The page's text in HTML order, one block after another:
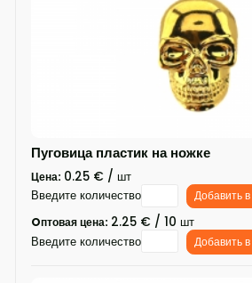
Пуговица пластик на ножке
Цена: 0.25 € / шт
Введите количество
Добавить
Oптовая цена: 2.25 € / 10 шт
Введите количество
Добавить